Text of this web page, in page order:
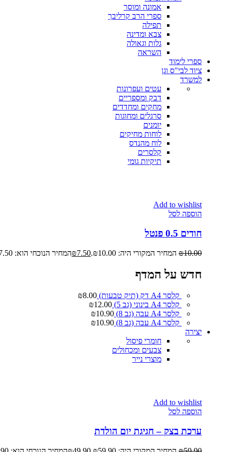
אמונה ומוסר
ספרי הרב קרליבך
תפילה
צבא ומדינה
גלות וגאולה
השראה
ספרי לימוד
ציוד לבי"ס וגן
למשרד
עטים ועפרונות
דבק ומספריים
מחקים ומחדדים
סרגלים ומחוגות
יומנים
לוחות מחיקים
לוח מהנדס
קלסרים
תיקיות גומי
Add to wishlist
הוספה לסל
חודים 0.5 פנטל
₪10.00 המחיר המקורי היה: ₪10.00. ₪7.50 המחיר הנוכחי הוא: ₪7.50.
חדש על המדף
קלסר A4 דק (תיק טבעות) ₪8.00
קלסר A4 בינוני (גב 5)
₪12.00
קלסר A4 עבה (גב 8)
₪10.90
קלסר A4 עבה (גב 8)
₪10.90
יצירה
חומרי פיסול
צבעים ומכחולים
מוצרי נייר
Add to wishlist
הוספה לסל
ערכת בצק – חגיגת יום הולדת